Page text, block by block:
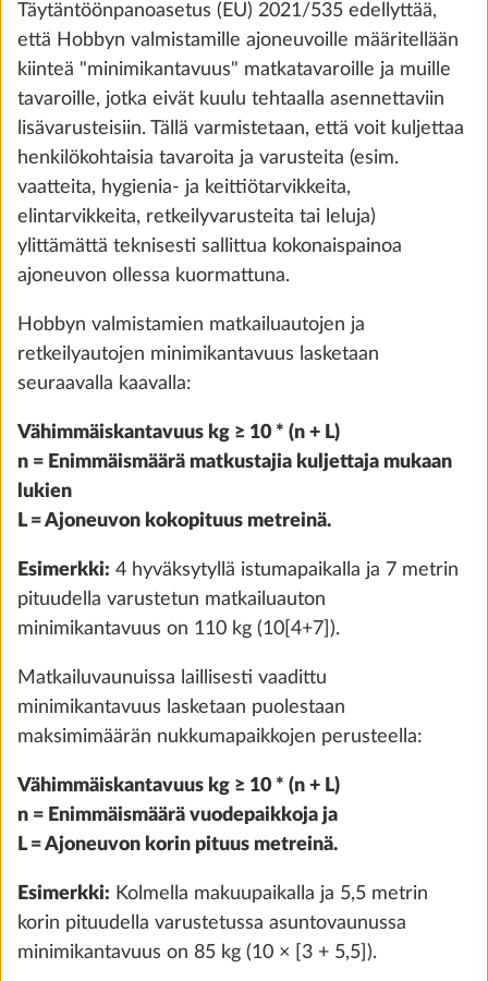
Irtomattosarja asuinosassa
Lisää
Lisää
Täytäntöönpanoasetus (EU) 2021/535 edellyttää,
että Hobbyn valmistamille ajoneuvoille määritellään
kiinteä "minimikantavuus" matkatavaroille ja muille
tavaroille, jotka eivät kuulu tehtaalla asennettaviin
lisävarusteisiin. Tällä varmistetaan, että voit kuljettaa
henkilökohtaisia tavaroita ja varusteita (esim.
vaatteita, hygienia- ja keittiötarvikkeita,
elintarvikkeita, retkeilyvarusteita tai leluja)
ylittämättä teknisesti sallittua kokonaispainoa
ajoneuvon ollessa kuormattuna.
Hobbyn valmistamien matkailuautojen ja
retkeilyautojen minimikantavuus lasketaan
seuraavalla kaavalla:
Vähimmäiskantavuus kg ≥ 10 * (n + L)
n = Enimmäismäärä matkustajia kuljettaja mukaan
lukien
L = Ajoneuvon kokopituus metreinä.
Esimerkki: 4 hyväksytyllä istumapaikalla ja 7 metrin
pituudella varustetun matkailuauton
minimikantavuus on 110 kg (10[4+7]).
Matkailuvaunuissa laillisesti vaadittu
minimikantavuus lasketaan puolestaan
maksimimäärän nukkumapaikkojen perusteella:
Vähimmäiskantavuus kg ≥ 10 * (n + L)
n = Enimmäismäärä vuodepaikkoja ja
L = Ajoneuvon korin pituus metreinä.
Esimerkki: Kolmella makuupaikalla ja 5,5 metrin
korin pituudella varustetussa asuntovaunussa
minimikantavuus on 85 kg (10 × [3 + 5,5]).